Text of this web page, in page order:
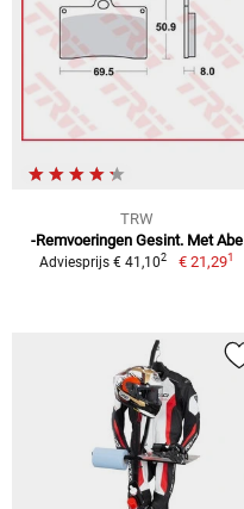
TRW
-Remvoeringen Gesint. Met Abe
Adviesprijs € 41,102 € 21,291